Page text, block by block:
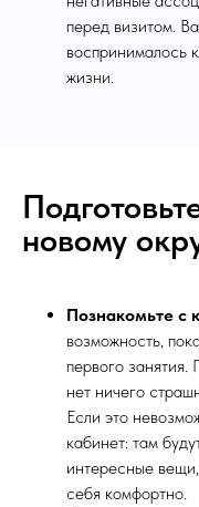
перед визитом.
воспринималось
жизни.
новому
Познакомьте с
возможность,
первого занятия.
нет ничего
Если это
кабинет: там
интересные
себя комфортно.